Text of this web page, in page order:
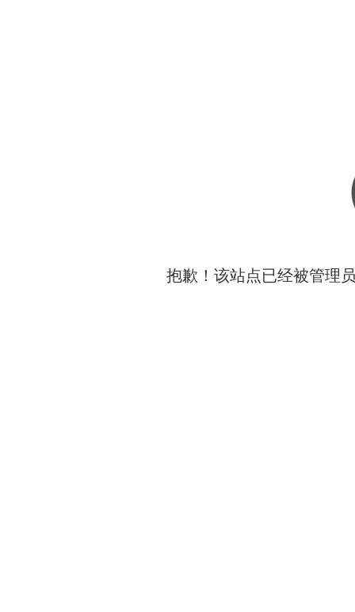
抱歉！该站点已经被管理